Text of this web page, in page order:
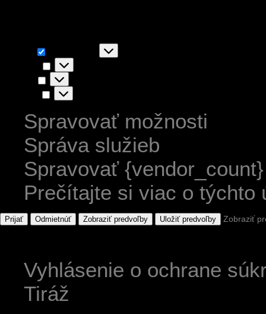
Predvoľby
Štatistiky
Marketing
Spravovať možnosti
Správa služieb
Spravovať
Prečítajte si viac o týchto
Prijať Odmietnúť Zobraziť predvoľby Uložiť predvoľby Zobraziť
Vyhlásenie o ochrane
Tiráž